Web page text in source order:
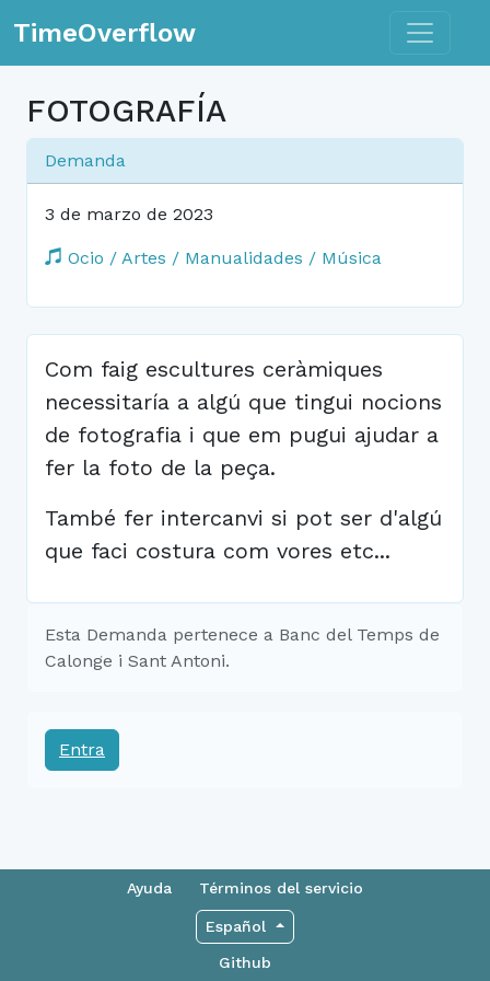
TimeOverflow Toggle
FOTOGRAFÍA
Demanda
3 de marzo de 2023
Ocio / Artes / Manualidades / Música
Com faig escultures ceràmiques
necessitaría a algú que tingui nocions
de fotografia i que em pugui ajudar a
fer la foto de la peça.
També fer intercanvi si pot ser d'algú
que faci costura com vores etc...
Esta Demanda pertenece a Banc del Temps de
Calonge i Sant Antoni.
Entra
Ayuda Términos del servicio
Español
Github